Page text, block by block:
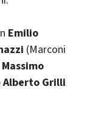
Emilio
(Marconi
Massimo
Alberto Grilli